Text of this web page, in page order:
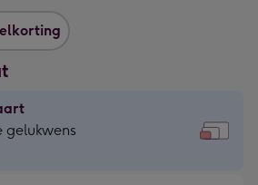
gelukwens